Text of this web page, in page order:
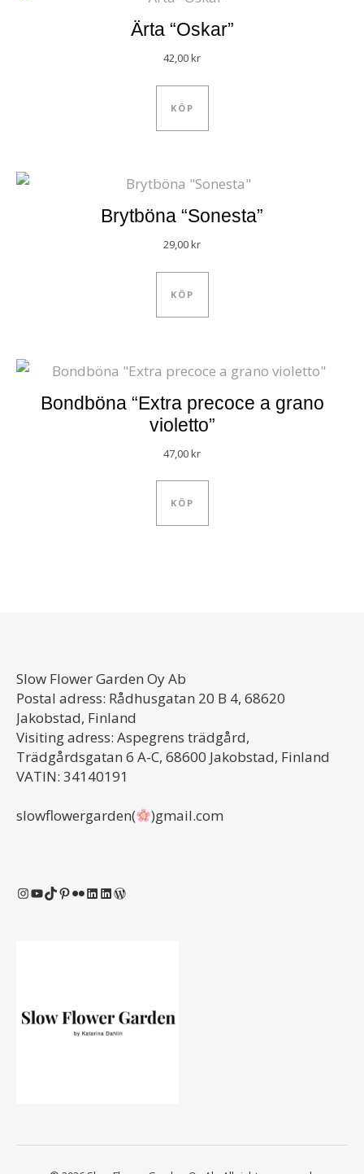
Ärta “Oskar”
42,00kr
KÖP
Brytböna “Sonesta”
29,00kr
KÖP
Bondböna “Extra precoce a grano
violetto”
47,00kr
KÖP
Slow Flower Garden Oy Ab
Postal adress: Rådhusgatan 20 B 4, 68620
Jakobstad, Finland
Visiting adress: Aspegrens trädgård,
Trädgårdsgatan 6 A-C, 68600 Jakobstad, Finland
VATIN: 34140191
slowflowergarden( )gmail.com
Instagram
YouTube
TikTok
Pinterest
Flickr
LinkedIn
LinkedIn
WordPress